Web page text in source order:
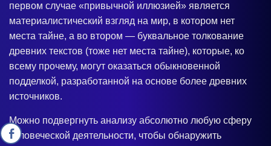
первом случае «привычной иллюзией» является
материалистический взгляд на мир, в котором нет
места тайне, а во втором — буквальное толкование
древних текстов (тоже нет места тайне), которые, ко
всему прочему, могут оказаться обыкновенной
подделкой, разработанной на основе более древних
источников.
Можно подвергнуть анализу абсолютно любую сферу
человеческой деятельности, чтобы обнаружить